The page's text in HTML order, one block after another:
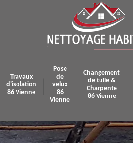
Travaux
d'isolation
86 Vienne
Pose
de
velux
86
Vienne
Changement
de tuile &
Charpente
86 Vienne